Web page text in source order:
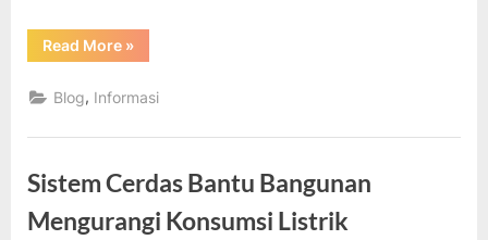
Read More“Potensi
Hidrogen
Dalam
Transisi
Berkelanjutan”
»
Blog, Informasi
Sistem Cerdas Bantu Bangunan
Mengurangi Konsumsi Listrik